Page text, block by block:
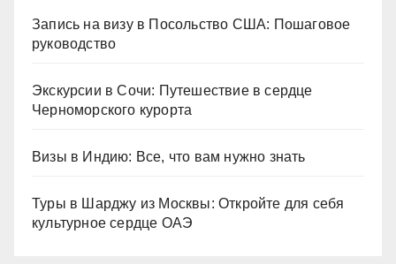
Запись на визу в Посольство США: Пошаговое
руководство
Экскурсии в Сочи: Путешествие в сердце
Черноморского курорта
Визы в Индию: Все, что вам нужно знать
Туры в Шарджу из Москвы: Откройте для себя
культурное сердце ОАЭ